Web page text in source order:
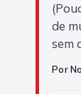
de
sem
Por